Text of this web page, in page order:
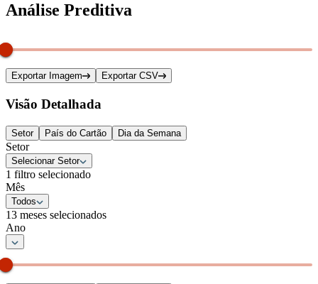
Análise Preditiva
Exportar Imagem Exportar CSV
Visão Detalhada
Setor País do Cartão Dia da Semana
Setor
Selecionar Setor
1 filtro selecionado
Mês
Todos
13 meses selecionados
Ano